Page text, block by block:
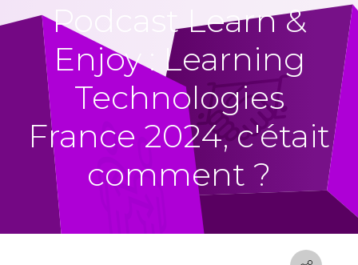
Podcast Learn &
Enjoy : Learning
Technologies
France 2024, c'était
comment ?